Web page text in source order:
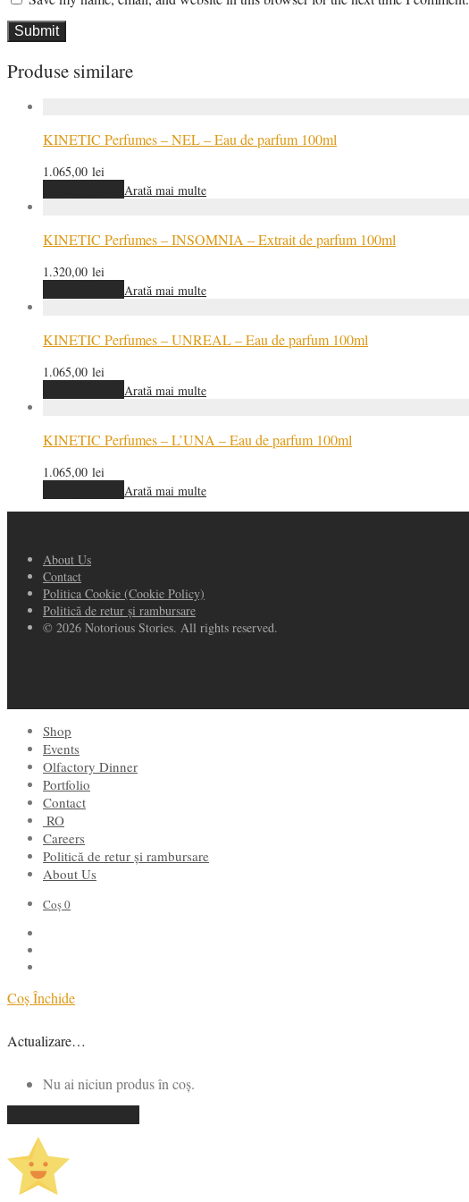
Produse similare
KINETIC Perfumes – NEL – Eau de parfum 100ml
1.065,00 lei
Arată mai multe
KINETIC Perfumes – INSOMNIA – Extrait de parfum 100ml
1.320,00 lei
Arată mai multe
KINETIC Perfumes – UNREAL – Eau de parfum 100ml
1.065,00 lei
Arată mai multe
KINETIC Perfumes – L’UNA – Eau de parfum 100ml
1.065,00 lei
Arată mai multe
About Us
Contact
Politica Cookie (Cookie Policy)
Politică de retur și rambursare
© 2026 Notorious Stories. All rights reserved.
Shop
Events
Olfactory Dinner
Portfolio
Contact
RO
Careers
Politică de retur și rambursare
About Us
Coș0
CoșÎnchide
Actualizare…
Nu ai niciun produs în coș.